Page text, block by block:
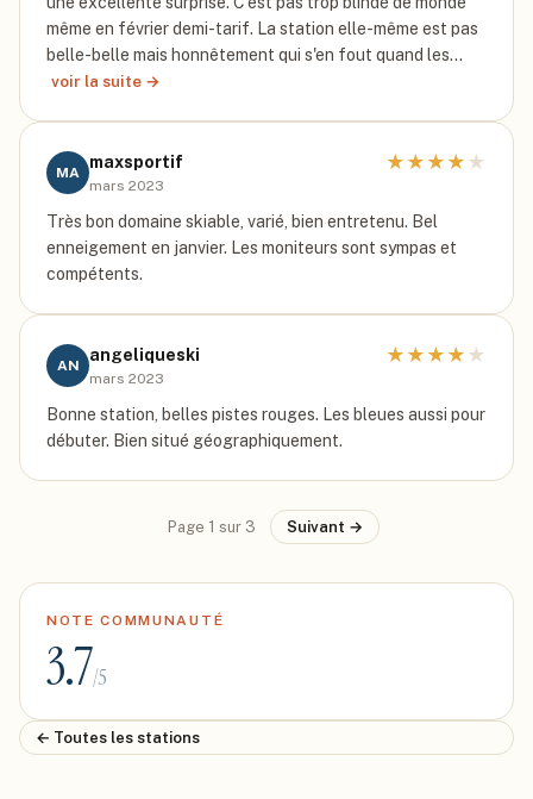
même en février demi-tarif. La station elle-même est pas
belle-belle mais honnêtement qui s'en fout quand les…
voir la suite →
MA
maxsportif
mars 2023
★ ★ ★ ★ ★
Très bon domaine skiable, varié, bien entretenu. Bel
enneigement en janvier. Les moniteurs sont sympas et
compétents.
AN
angeliqueski
mars 2023
★ ★ ★ ★ ★
Bonne station, belles pistes rouges. Les bleues aussi pour
débuter. Bien situé géographiquement.
Page 1 sur 3 Suivant →
NOTE COMMUNAUTÉ
3.7/5
← Toutes les stations